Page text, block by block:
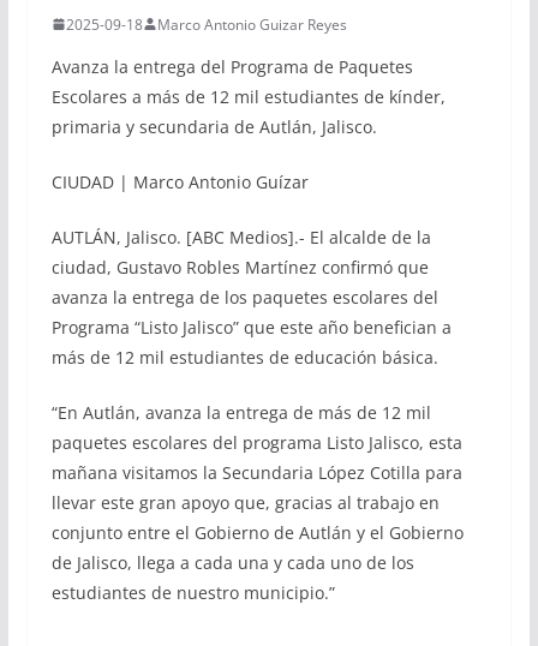
2025-09-18 Marco Antonio Guizar Reyes
Avanza la entrega del Programa de Paquetes
Escolares a más de 12 mil estudiantes de kínder,
primaria y secundaria de Autlán, Jalisco.
CIUDAD | Marco Antonio Guízar
AUTLÁN, Jalisco. [ABC Medios].- El alcalde de la
ciudad, Gustavo Robles Martínez confirmó que
avanza la entrega de los paquetes escolares del
Programa “Listo Jalisco” que este año benefician a
más de 12 mil estudiantes de educación básica.
“En Autlán, avanza la entrega de más de 12 mil
paquetes escolares del programa Listo Jalisco, esta
mañana visitamos la Secundaria López Cotilla para
llevar este gran apoyo que, gracias al trabajo en
conjunto entre el Gobierno de Autlán y el Gobierno
de Jalisco, llega a cada una y cada uno de los
estudiantes de nuestro municipio.”